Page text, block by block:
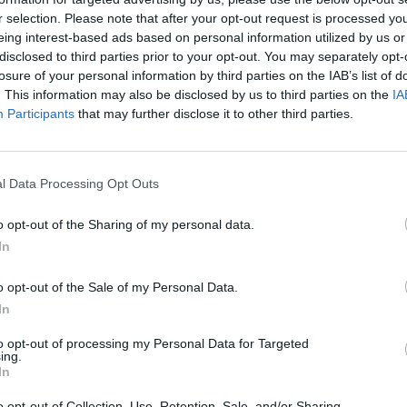
selection. Please note that after your opt-out request is processed
interest-based ads based on personal information utilized by us
to third parties prior to your opt-out. You may separately
of your personal information by third parties on the IAB’s list of
This information may also be disclosed by us to third parties on the
Participants that may further disclose it to other third parties.
Data Processing Opt Outs
opt-out of the Sharing of my personal data.
opt-out of the Sale of my Personal Data.
opt-out of processing my Personal Data for Targeted
Δείτε όλες τις τελευταίες
επιχειρηματικέςΕιδήσειςαπό την
Ελλάδα και τον κόσμο στο
... σχόλια| Κάνε click για να σχολιάσεις